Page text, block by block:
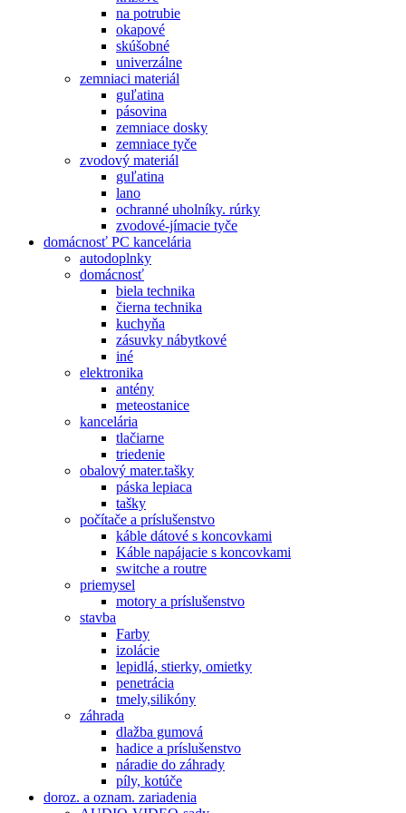
na potrubie
okapové
skúšobné
univerzálne
zemniaci materiál
guľatina
pásovina
zemniace dosky
zemniace tyče
zvodový materiál
guľatina
lano
ochranné uholníky. rúrky
zvodové-jímacie tyče
domácnosť PC kancelária
autodoplnky
domácnosť
biela technika
čierna technika
kuchyňa
zásuvky nábytkové
iné
elektronika
antény
meteostanice
kancelária
tlačiarne
triedenie
obalový mater.tašky
páska lepiaca
tašky
počítače a príslušenstvo
káble dátové s koncovkami
Káble napájacie s koncovkami
switche a routre
priemysel
motory a príslušenstvo
stavba
Farby
izolácie
lepidlá, stierky, omietky
penetrácia
tmely,silikóny
záhrada
dlažba gumová
hadice a príslušenstvo
náradie do záhrady
píly, kotúče
doroz. a oznam. zariadenia